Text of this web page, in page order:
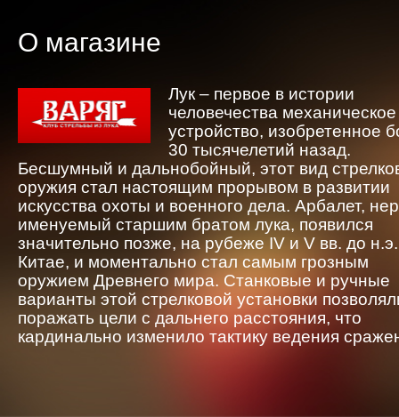
О магазине
Лук – первое в истории
человечества механическое
устройство, изобретенное
30 тысячелетий назад.
Бесшумный и дальнобойный, этот вид
оружия стал настоящим прорывом в развитии
искусства охоты и военного дела. Арбалет,
именуемый старшим братом лука, появился
значительно позже, на рубеже IV и V вв. до
Китае, и моментально стал самым грозным
оружием Древнего мира. Станковые и ручные
варианты этой стрелковой установки
поражать цели с дальнего расстояния, что
кардинально изменило тактику ведения